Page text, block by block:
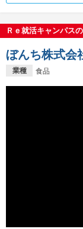
Ｒｅ就活キャンパス
業種 食品
ぼんち株式会